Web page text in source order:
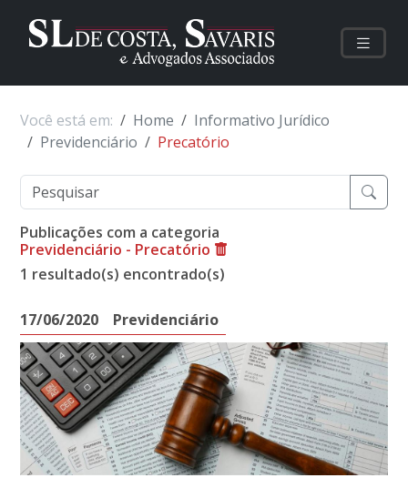
Você está em: Home
Informativo Jurídico
Previdenciário
Precatório
Publicações com a categoria
Previdenciário - Precatório
1 resultado(s) encontrado(s)
17/06/2020 Previdenciário